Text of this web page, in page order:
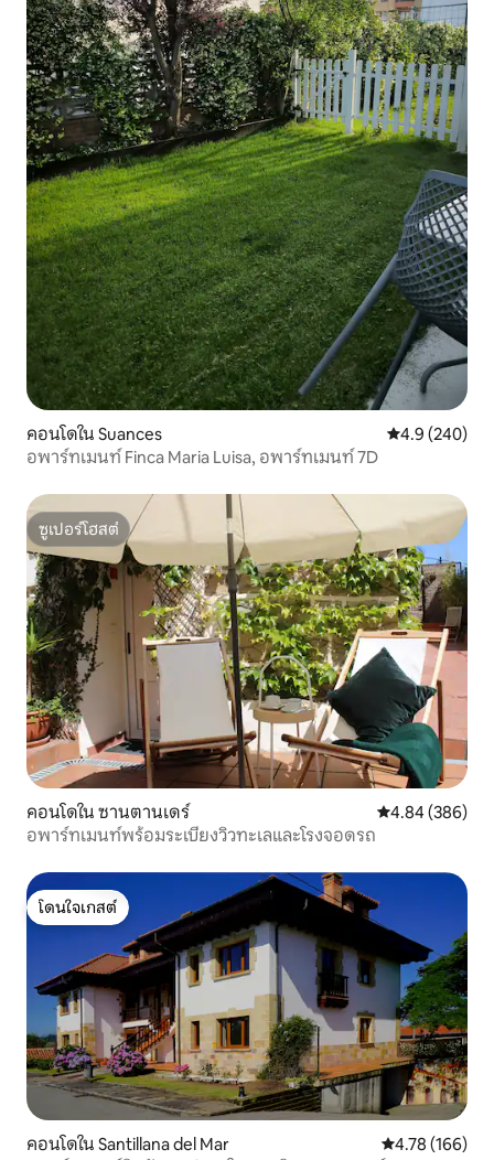
คอนโดใน Suances คะแนนเฉลี่ย
4.9 (240)
อพาร์ทเมนท์ Finca Maria Luisa, อพาร์ทเมนท์ 7D
ซูเปอร์โฮสต์
ซูเปอร์โฮสต์
คอนโดใน ซานตานเดร์ คะแนนเฉลี่ย
4.84 (386)
อพาร์ทเมนท์พร้อมระเบียงวิวทะเลและโรงจอดรถ
โดนใจเกสต์
โดนใจเกสต์
คอนโดใน Santillana del Mar คะแนนเฉลี่ย
4.78 (166)